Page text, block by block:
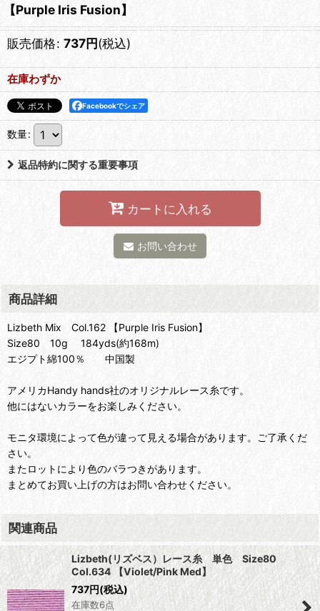
【Purple Iris Fusion】
販売価格: 737円(税込)
在庫わずか
Facebookでシェア
数量:
返品特約に関する重要事項
カートに入れる
お問い合わせ
商品詳細
Lizbeth Mix Col.162 【Purple Iris Fusion】
Size80 10g 184yds(約168m)
エジプト綿100％ 中国製
アメリカHandy hands社のオリジナルレース糸です。
他にはないカラーをお楽しみください。
モニタ環境によって色が違って見える場合があります。ご了承くだ
さい。
またロットにより色のバラつきがあります。
まとめてお買い上げの方はお問い合わせください。
関連商品
Lizbeth(リズベス）レース糸 単色 Size80
Col.634 【Violet/Pink Med】
737円(税込)
在庫数6点